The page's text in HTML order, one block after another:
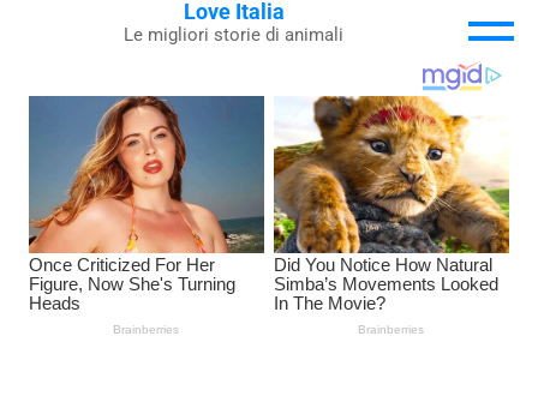
Love Italia
Le migliori storie di animali